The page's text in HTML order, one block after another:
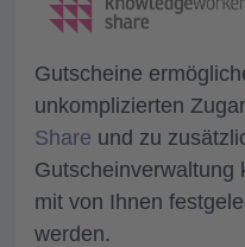
Gutscheine
unkomplizierten
Share und zu
Gutscheinverwaltung
mit von Ihnen
werden.